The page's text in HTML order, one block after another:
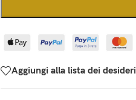
Aggiungi alla lista dei desideri